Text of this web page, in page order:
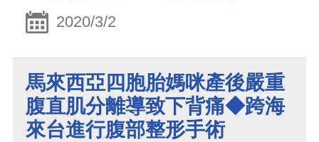
2020/3/2
馬來西亞四胞胎媽咪產後嚴重
腹直肌分離導致下背痛◆跨海
來台進行腹部整形手術